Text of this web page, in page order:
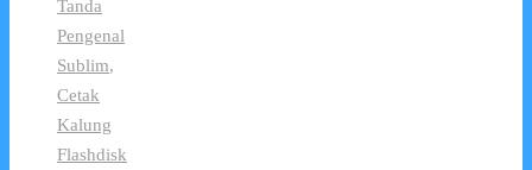
Tanda
Pengenal
Sublim,
Cetak
Kalung
Flashdisk